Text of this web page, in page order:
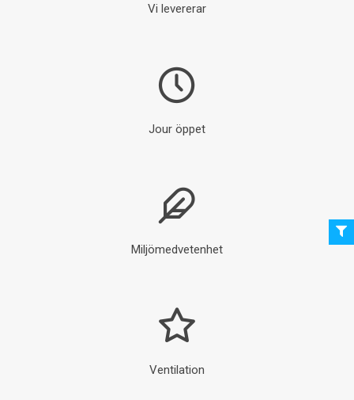
Vi levererar
Jour öppet
Miljömedvetenhet
Ventilation